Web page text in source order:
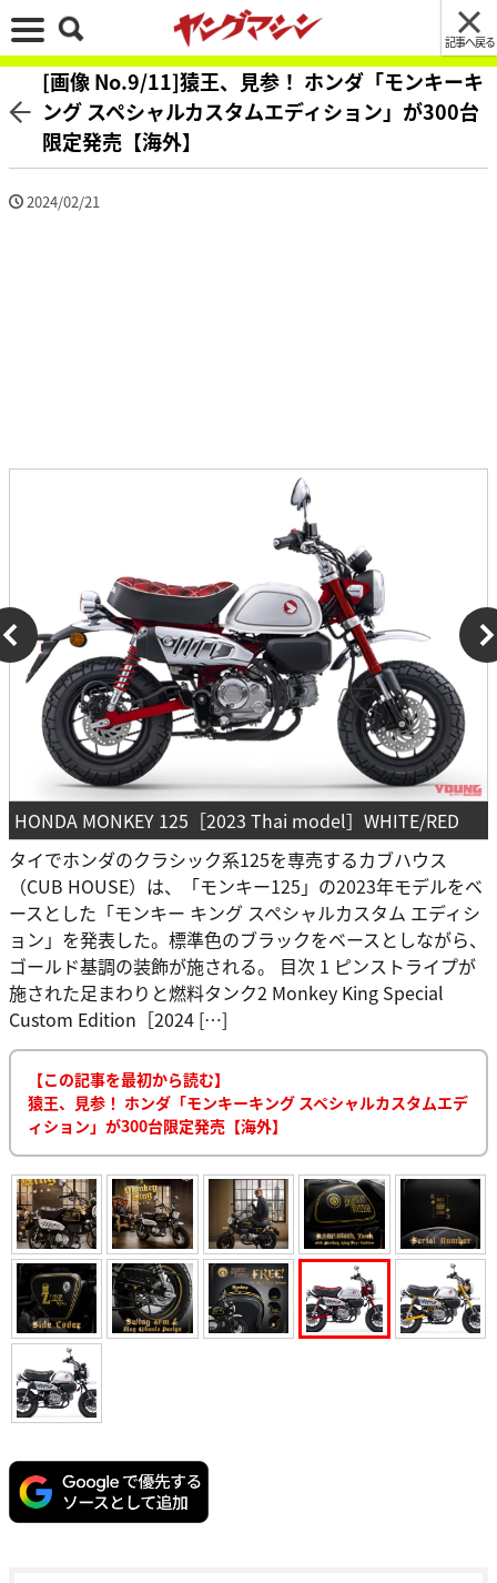
記事へ戻る
[画像 No.9/11]猿王、見参！ ホンダ「モンキーキ
ング スペシャルカスタムエディション」が300台
限定発売【海外】
2024/02/21
HONDA MONKEY 125［2023 Thai model］WHITE/RED
タイでホンダのクラシック系125を専売するカブハウス
（CUB HOUSE）は、「モンキー125」の2023年モデルをベ
ースとした「モンキー キング スペシャルカスタム エディシ
ョン」を発表した。標準色のブラックをベースとしながら、
ゴールド基調の装飾が施される。 目次 1 ピンストライプが
施された足まわりと燃料タンク2 Monkey King Special
Custom Edition［2024 […]
【この記事を最初から読む】
猿王、見参！ ホンダ「モンキーキング スペシャルカスタムエデ
ィション」が300台限定発売【海外】